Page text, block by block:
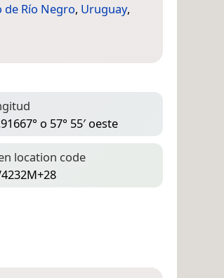
Río Negro, Uruguay,
o 57° 55′ oeste
location code